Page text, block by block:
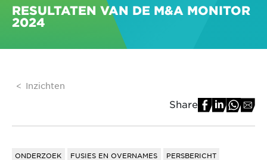
RESULTATEN VAN DE M&A MONITOR
2024
Inzichten
Share
ONDERZOEK FUSIES EN OVERNAMES
PERSBERICHT